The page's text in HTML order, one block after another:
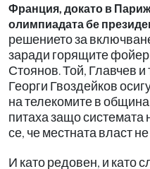
Франция, докато в
олимпиадата бе
решението за
заради горящите
Стоянов. Той, Главчев
Георги Гвоздейков
на телекомите в
питаха защо системата
се, че местната власт
И като редовен, и като